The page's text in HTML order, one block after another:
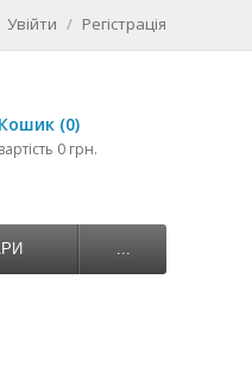
Увійти / Регістрація
Кошик (0)
вартість 0 грн.
...